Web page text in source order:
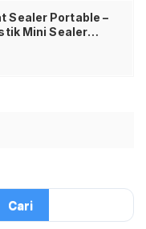
Sealer Portable –
Mini Sealer
Ringan Snack